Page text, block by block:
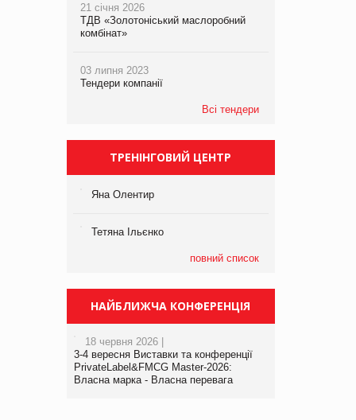
21 січня 2026
ТДВ «Золотоніський маслоробний
комбінат»
03 липня 2023
Тендери компанії
Всі тендери
ТРЕНІНГОВИЙ ЦЕНТР
Яна Олентир
Тетяна Ільєнко
повний список
НАЙБЛИЖЧА КОНФЕРЕНЦІЯ
18 червня 2026 |
3-4 вересня Виставки та конференції
PrivateLabel&FMCG Master-2026:
Власна марка - Власна перевага